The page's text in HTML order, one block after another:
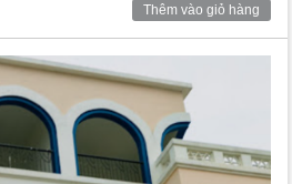
Thêm vào giỏ hàng